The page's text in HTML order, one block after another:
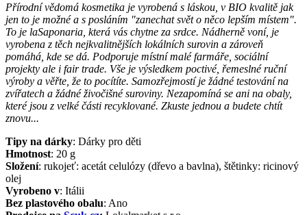
Přírodní vědomá kosmetika je vyrobená s láskou, v BIO kvalitě jak
jen to je možné a s posláním "zanechat svět o něco lepším místem".
To je laSaponaria, která vás chytne za srdce. Nádherně voní, je
vyrobena z těch nejkvalitnějších lokálních surovin a zároveň
pomáhá, kde se dá. Podporuje místní malé farmáře, sociální
projekty ale i fair trade. Vše je výsledkem poctivé, řemeslné ruční
výroby a věřte, že to pocítíte. Samozřejmostí je žádné testování na
zvířatech a žádné živočišné suroviny. Nezapomíná se ani na obaly,
které jsou z velké části recyklované. Zkuste jednou a budete chtít
znovu...
Tipy na dárky: Dárky pro děti
Hmotnost: 20 g
Složení: rukojeť: acetát celulózy (dřevo a bavlna), štětinky: ricinový
olej
Vyrobeno v: Itálii
Bez plastového obalu: Ano